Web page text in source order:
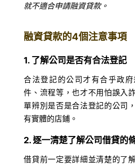
就不適合申請融資貸款。
融資貸款的4個注意事項
1. 了解公司是否有合法登記
合法登記的公司才有合乎政
件、流程等，也才不用怕誤入
單辨別是否是合法登記的公司
有實體的店鋪。
2. 逐一清楚了解公司借貸的
借貸前一定要詳細並清楚的了